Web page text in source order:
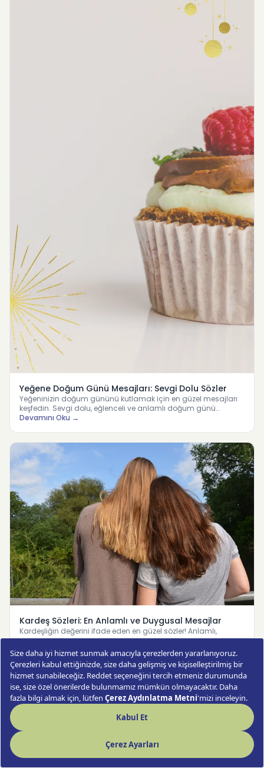
Yeğene Doğum Günü Mesajları: Sevgi Dolu Sözler
Yeğeninizin doğum gününü kutlamak için en güzel mesajları
keşfedin. Sevgi dolu, eğlenceli ve anlamlı doğum günü
mesajla…
Devamını Oku →
Kardeş Sözleri: En Anlamlı ve Duygusal Mesajlar
Kardeşliğin değerini ifade eden en güzel sözler! Anlamlı,
duygusal ve etkileyici kardeş sözleriyle sevginizi dile getir…
Devamını Oku →